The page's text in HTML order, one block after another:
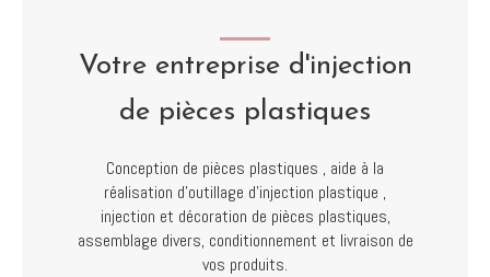
Votre entreprise d'injection
de pièces plastiques
Conception de pièces plastiques , aide à la
réalisation d'outillage d'injection plastique ,
injection et décoration de pièces plastiques,
assemblage divers, conditionnement et livraison de
vos produits.